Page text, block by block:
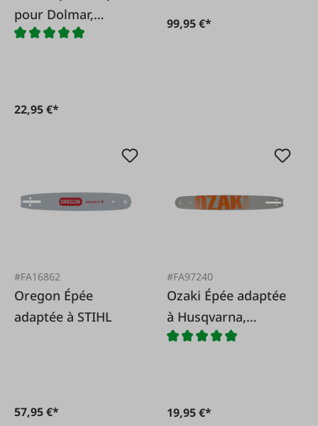
pour Dolmar,
Husqvarna,
22,95 €*
99,95 €*
#FA16862
Oregon Épée
adaptée à STIHL
57,95 €*
#FA97240
Ozaki Épée adaptée
à Husqvarna,
Jonsereds
19,95 €*